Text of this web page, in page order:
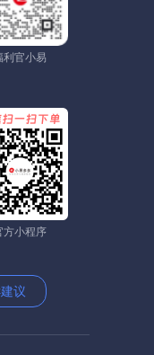
利官小易
方小程序
议